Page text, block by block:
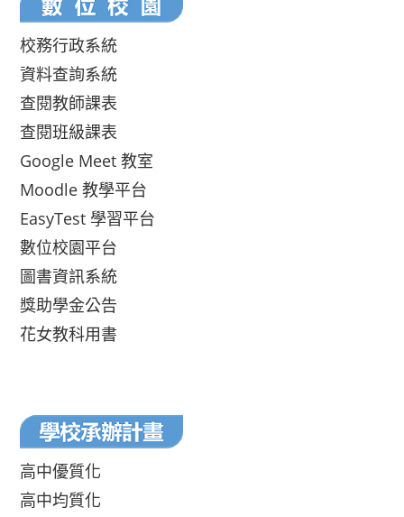
校務行政系統
資料查詢系統
查閱教師課表
查閱班級課表
Google Meet 教室
Moodle 教學平台
EasyTest 學習平台
數位校園平台
圖書資訊系統
獎助學金公告
花女教科用書
高中優質化
高中均質化